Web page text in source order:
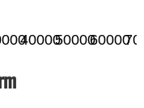
400005000060000